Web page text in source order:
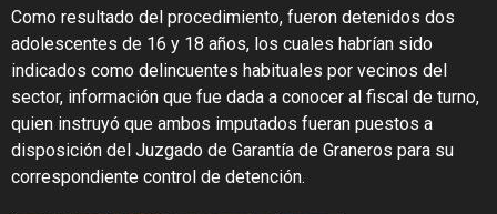
Como resultado del procedimiento, fueron detenidos dos
adolescentes de 16 y 18 años, los cuales habrían sido
indicados como delincuentes habituales por vecinos del
sector, información que fue dada a conocer al fiscal de turno,
quien instruyó que ambos imputados fueran puestos a
disposición del Juzgado de Garantía de Graneros para su
correspondiente control de detención.